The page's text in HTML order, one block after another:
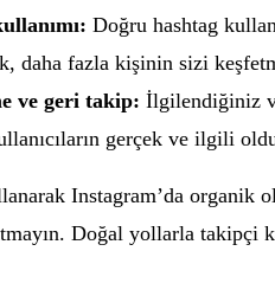
Doğru hashtag
daha fazla kişinin sizi
ve geri takip: İlgilendiğiniz
gerçek ve ilgili
Instagram’da organik
Doğal yollarla takipçi